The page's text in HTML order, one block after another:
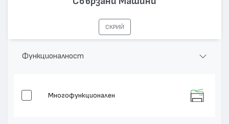
СКРИЙ
Функционалност
Многофункционален